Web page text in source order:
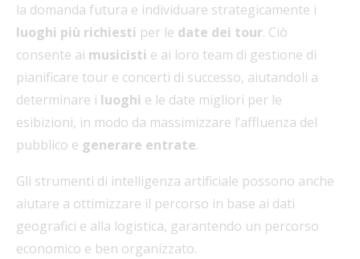
la domanda futura e individuare strategicamente i
luoghi più richiesti per le date dei tour. Ciò
consente ai musicisti e ai loro team di gestione di
pianificare tour e concerti di successo, aiutandoli a
determinare i luoghi e le date migliori per le
esibizioni, in modo da massimizzare l’affluenza del
pubblico e generare entrate.
Gli strumenti di intelligenza artificiale possono anche
aiutare a ottimizzare il percorso in base ai dati
geografici e alla logistica, garantendo un percorso
economico e ben organizzato.